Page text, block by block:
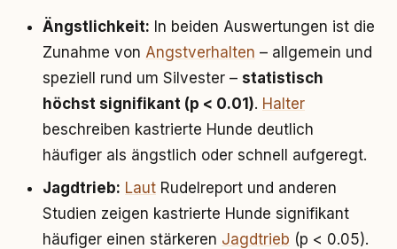
Ängstlichkeit: In beiden Auswertungen ist die
Zunahme von Angstverhalten – allgemein und
speziell rund um Silvester – statistisch
höchst signifikant (p < 0.01). Halter
beschreiben kastrierte Hunde deutlich
häufiger als ängstlich oder schnell aufgeregt.
Jagdtrieb: Laut Rudelreport und anderen
Studien zeigen kastrierte Hunde signifikant
häufiger einen stärkeren Jagdtrieb (p < 0.05).